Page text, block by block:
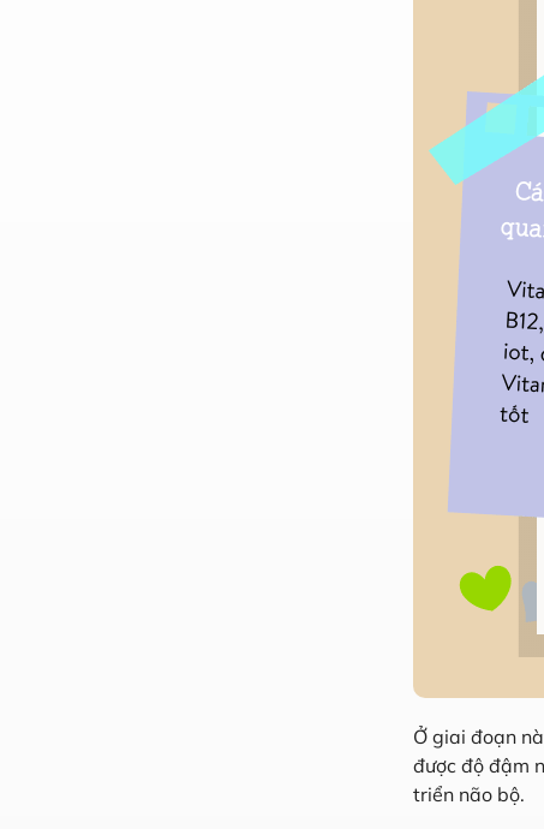
Ở giai đoạn
được độ đậm
triển não bộ.